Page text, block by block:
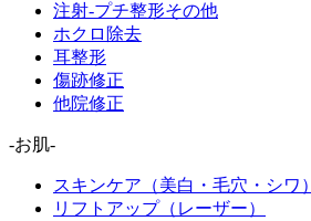
注射-プチ整形その他
ホクロ除去
耳整形
傷跡修正
他院修正
-お肌-
スキンケア（美白・毛穴・シワ）
リフトアップ（レーザー）